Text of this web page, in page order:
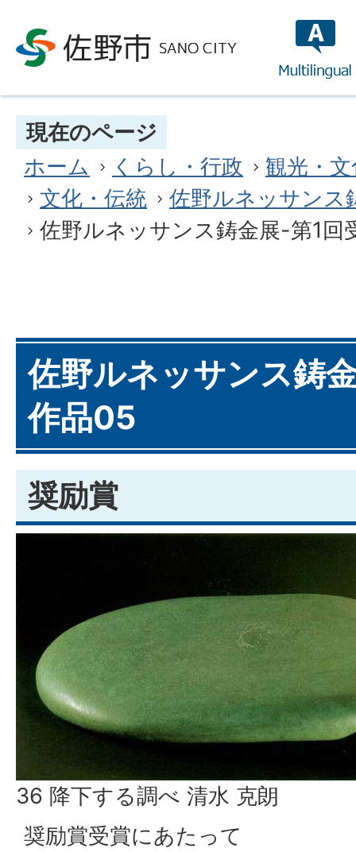
現在のページ
ホーム
くらし・行政
観光・
文化・伝統
佐野ルネッサンス
佐野ルネッサンス鋳金展-第1回
佐野ルネッサンス鋳
作品05
奨励賞
36 降下する調べ 清水 克朗
奨励賞受賞にあたって